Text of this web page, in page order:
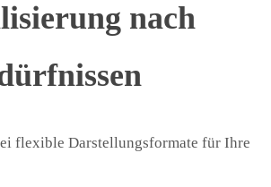
nach
flexible Darstellungsformate für Ihre